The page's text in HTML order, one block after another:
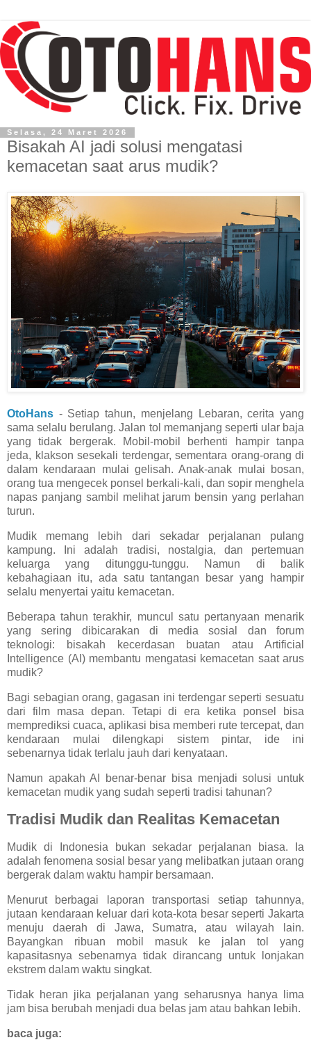
Selasa, 24 Maret 2026
Bisakah AI jadi solusi mengatasi
kemacetan saat arus mudik?
OtoHans - Setiap tahun, menjelang Lebaran, cerita yang
sama selalu berulang. Jalan tol memanjang seperti ular baja
yang tidak bergerak. Mobil-mobil berhenti hampir tanpa
jeda, klakson sesekali terdengar, sementara orang-orang di
dalam kendaraan mulai gelisah. Anak-anak mulai bosan,
orang tua mengecek ponsel berkali-kali, dan sopir menghela
napas panjang sambil melihat jarum bensin yang perlahan
turun.
Mudik memang lebih dari sekadar perjalanan pulang
kampung. Ini adalah tradisi, nostalgia, dan pertemuan
keluarga yang ditunggu-tunggu. Namun di balik
kebahagiaan itu, ada satu tantangan besar yang hampir
selalu menyertai yaitu kemacetan.
Beberapa tahun terakhir, muncul satu pertanyaan menarik
yang sering dibicarakan di media sosial dan forum
teknologi: bisakah kecerdasan buatan atau Artificial
Intelligence (AI) membantu mengatasi kemacetan saat arus
mudik?
Bagi sebagian orang, gagasan ini terdengar seperti sesuatu
dari film masa depan. Tetapi di era ketika ponsel bisa
memprediksi cuaca, aplikasi bisa memberi rute tercepat, dan
kendaraan mulai dilengkapi sistem pintar, ide ini
sebenarnya tidak terlalu jauh dari kenyataan.
Namun apakah AI benar-benar bisa menjadi solusi untuk
kemacetan mudik yang sudah seperti tradisi tahunan?
Tradisi Mudik dan Realitas Kemacetan
Mudik di Indonesia bukan sekadar perjalanan biasa. Ia
adalah fenomena sosial besar yang melibatkan jutaan orang
bergerak dalam waktu hampir bersamaan.
Menurut berbagai laporan transportasi setiap tahunnya,
jutaan kendaraan keluar dari kota-kota besar seperti Jakarta
menuju daerah di Jawa, Sumatra, atau wilayah lain.
Bayangkan ribuan mobil masuk ke jalan tol yang
kapasitasnya sebenarnya tidak dirancang untuk lonjakan
ekstrem dalam waktu singkat.
Tidak heran jika perjalanan yang seharusnya hanya lima
jam bisa berubah menjadi dua belas jam atau bahkan lebih.
baca juga: